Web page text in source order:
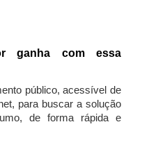
ganha com essa
público, acessível de
para buscar a solução
de forma rápida e